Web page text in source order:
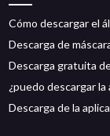
Cómo descargar el
Descarga de
Descarga gratuita
¿puedo descargar la
Descarga de la